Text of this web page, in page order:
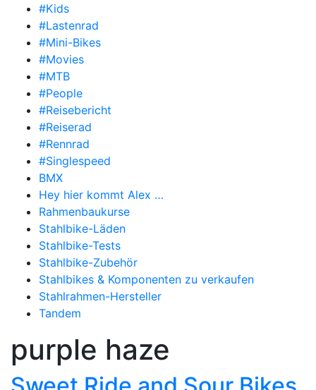
#Kids
#Lastenrad
#Mini-Bikes
#Movies
#MTB
#People
#Reisebericht
#Reiserad
#Rennrad
#Singlespeed
BMX
Hey hier kommt Alex …
Rahmenbaukurse
Stahlbike-Läden
Stahlbike-Tests
Stahlbike-Zubehör
Stahlbikes & Komponenten zu verkaufen
Stahlrahmen-Hersteller
Tandem
purple haze